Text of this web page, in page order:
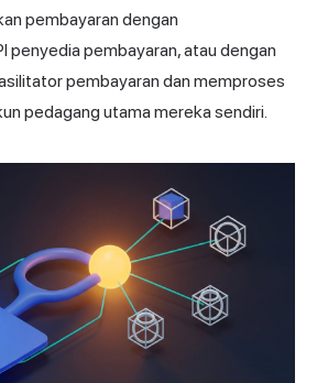
pembayaran dengan
penyedia pembayaran, atau dengan
pembayaran dan memproses
pedagang utama mereka sendiri.